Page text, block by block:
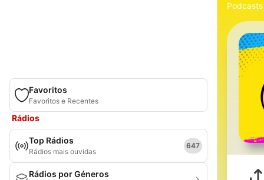
Favoritos
Favoritos e Recentes
Rádios
Top Rádios
Rádios mais ouvidas
647
Rádios por Géneros
Podcasts